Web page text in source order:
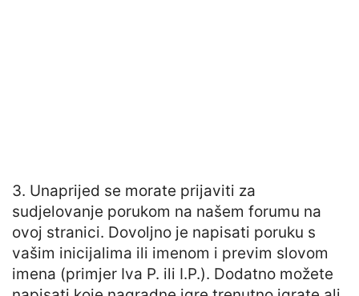
3. Unaprijed se morate prijaviti za
sudjelovanje porukom na našem forumu na
ovoj stranici. Dovoljno je napisati poruku s
vašim inicijalima ili imenom i previm slovom
imena (primjer Iva P. ili I.P.). Dodatno možete